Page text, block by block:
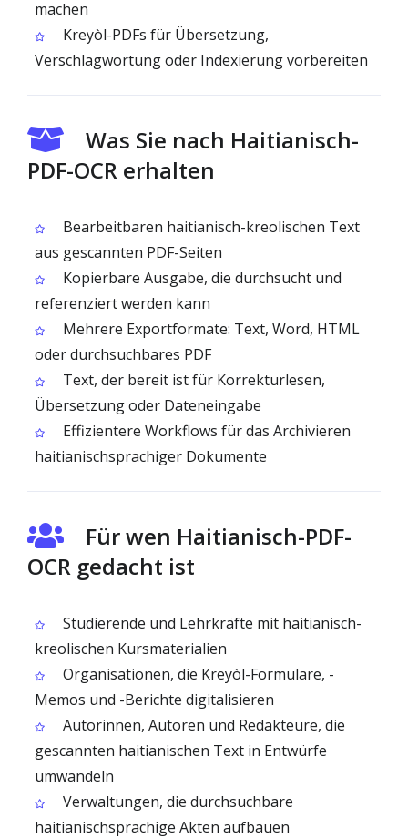
machen
Kreyòl-PDFs für Übersetzung,
Verschlagwortung oder Indexierung vorbereiten
Was Sie nach Haitianisch-
PDF-OCR erhalten
Bearbeitbaren haitianisch-kreolischen Text
aus gescannten PDF-Seiten
Kopierbare Ausgabe, die durchsucht und
referenziert werden kann
Mehrere Exportformate: Text, Word, HTML
oder durchsuchbares PDF
Text, der bereit ist für Korrekturlesen,
Übersetzung oder Dateneingabe
Effizientere Workflows für das Archivieren
haitianischsprachiger Dokumente
Für wen Haitianisch-PDF-
OCR gedacht ist
Studierende und Lehrkräfte mit haitianisch-
kreolischen Kursmaterialien
Organisationen, die Kreyòl-Formulare, -
Memos und -Berichte digitalisieren
Autorinnen, Autoren und Redakteure, die
gescannten haitianischen Text in Entwürfe
umwandeln
Verwaltungen, die durchsuchbare
haitianischsprachige Akten aufbauen